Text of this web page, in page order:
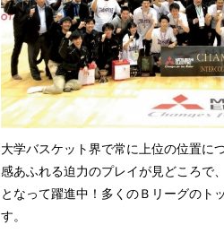
大学バスケット界で常に上位の位置に
感あふれる迫力のプレイが見どころで
となって躍進中！多くのＢリーグのト
す。